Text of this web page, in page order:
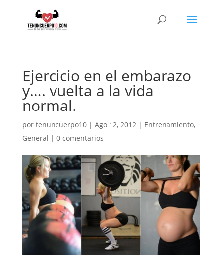
Ejercicio en el embarazo
y…. vuelta a la vida
normal.
por tenuncuerpo10| Ago 12, 2012| Entrenamiento,
General | 0 comentarios